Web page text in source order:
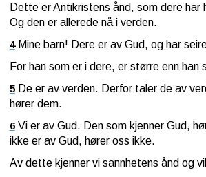
Dette er Antikristens ånd, som dere har
Og den er allerede nå i verden.
4 Mine barn! Dere er av Gud, og har
For han som er i dere, er større enn han
5 De er av verden. Derfor taler de av
hører dem.
6 Vi er av Gud. Den som kjenner Gud,
ikke er av Gud, hører oss ikke.
Av dette kjenner vi sannhetens ånd og